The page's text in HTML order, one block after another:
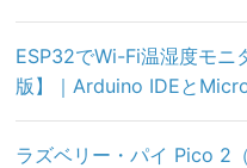
ESP32でWi-Fi温湿度モ
版】｜Arduino IDEと
ラズベリー・パイ Pico 2